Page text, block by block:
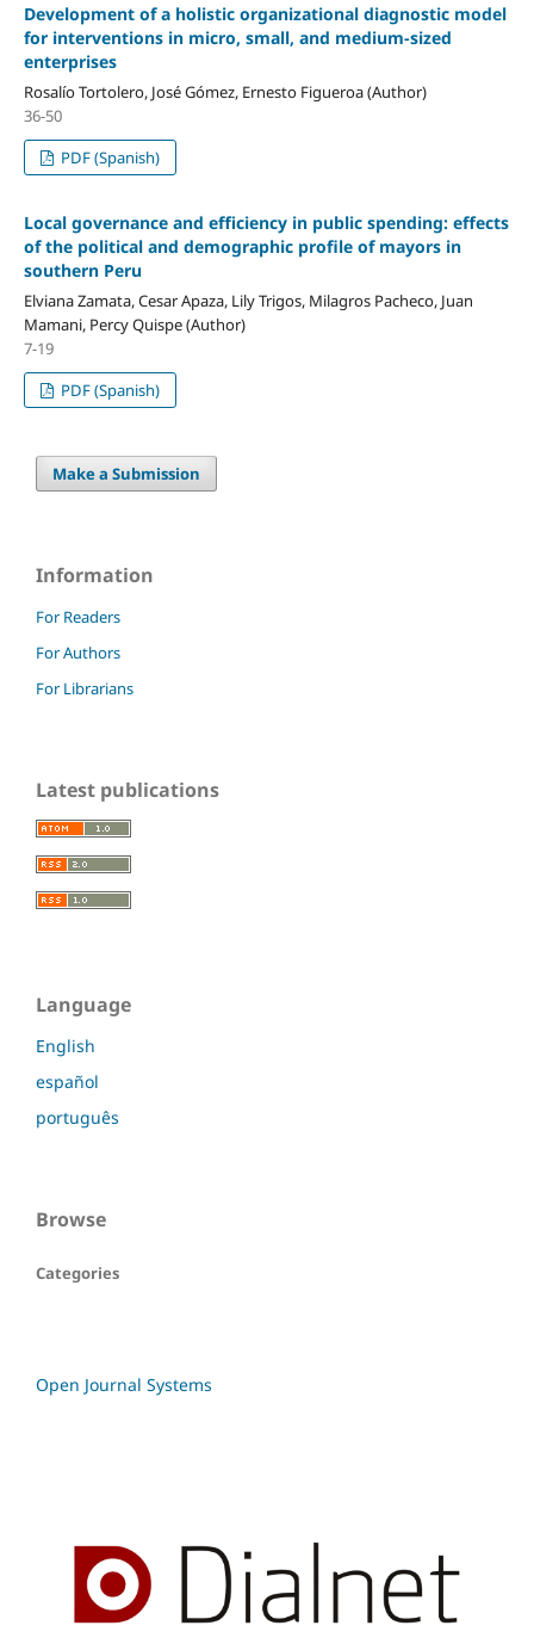
Development of a holistic organizational diagnostic model
for interventions in micro, small, and medium-sized
enterprises
Rosalío Tortolero, José Gómez, Ernesto Figueroa (Author)
36-50
PDF (Spanish)
Local governance and efficiency in public spending: effects
of the political and demographic profile of mayors in
southern Peru
Elviana Zamata, Cesar Apaza, Lily Trigos, Milagros Pacheco, Juan
Mamani, Percy Quispe (Author)
7-19
PDF (Spanish)
Make a Submission
Information
For Readers
For Authors
For Librarians
Latest publications
Language
English
español
português
Browse
Categories
Open Journal Systems